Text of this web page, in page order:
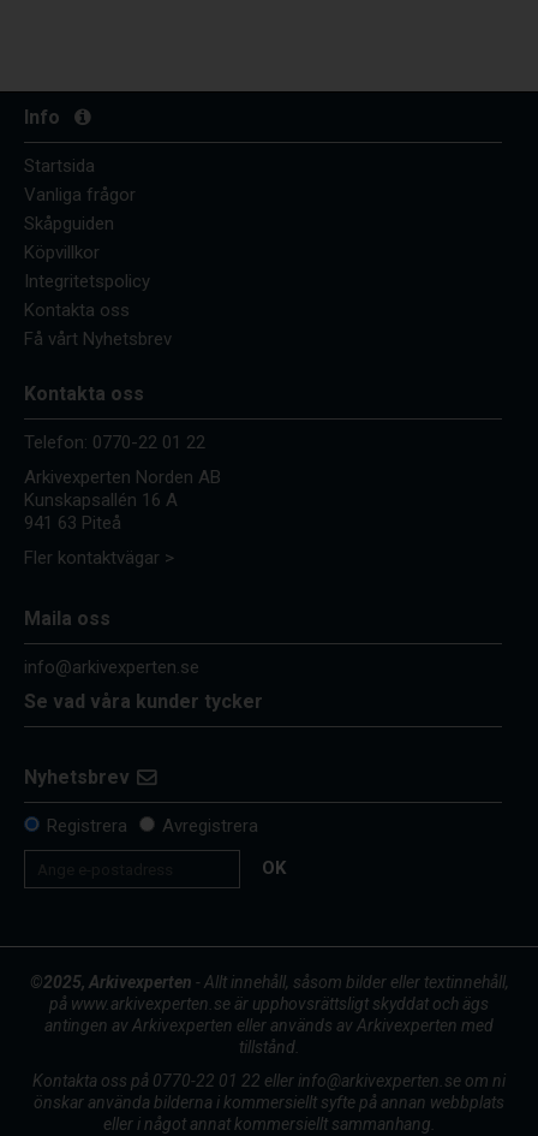
Info
Startsida
Vanliga frågor
Skåpguiden
Köpvillkor
Integritetspolicy
Kontakta oss
Få vårt Nyhetsbrev
Kontakta oss
Telefon: 0770-22 01 22
Arkivexperten Norden AB
Kunskapsallén 16 A
941 63 Piteå
Fler kontaktvägar >
Maila oss
info@arkivexperten.se
Se vad våra kunder tycker
Nyhetsbrev
Registrera
Avregistrera
OK
©2025, Arkivexperten - Allt innehåll, såsom bilder eller textinnehåll,
på www.arkivexperten.se är upphovsrättsligt skyddat och ägs
antingen av Arkivexperten eller används av Arkivexperten med
tillstånd.
Kontakta oss på 0770-22 01 22 eller info@arkivexperten.se om ni
önskar använda bilderna i kommersiellt syfte på annan webbplats
eller i något annat kommersiellt sammanhang.